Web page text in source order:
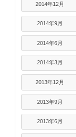
2014年12月
2014年9月
2014年6月
2014年3月
2013年12月
2013年9月
2013年6月